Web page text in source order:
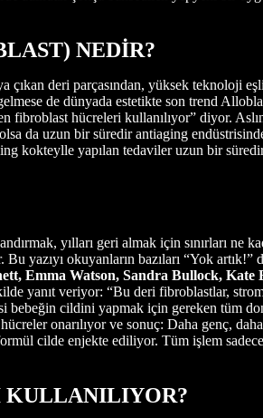
NEDİR?
çıkan deri parçasından, yüksek teknoloji
de dünyada estetikte son trend
hücreleri kullanılıyor” diyor.
da uzun bir süredir antiaging
kokteylle yapılan tedaviler uzun bir
yılları geri almak için sınırları
Bu yazıyı okuyanların bazıları “Yok
Emma Watson, Sandra Bullock, Kate
yanıt veriyor: “Bu deri fibroblastlar,
bebeğin cildini yapmak için gereken tüm
onarılıyor ve sonuç: Daha genç,
cilde enjekte ediliyor. Tüm işlem
KULLANILIYOR?